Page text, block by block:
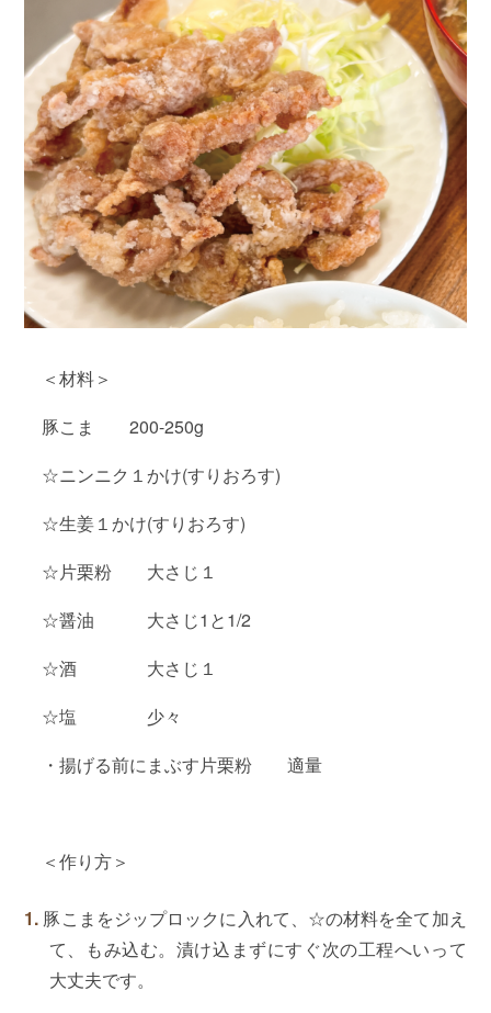
＜材料＞
豚こま 200-250g
☆ニンニク１かけ(すりおろす)
☆生姜１かけ(すりおろす)
☆片栗粉 大さじ１
☆醤油 大さじ1と1/2
☆酒 大さじ１
☆塩 少々
・揚げる前にまぶす片栗粉 適量
＜作り方＞
豚こまをジップロックに入れて、☆の材料を全て加え
て、もみ込む。漬け込まずにすぐ次の工程へいって
大丈夫です。